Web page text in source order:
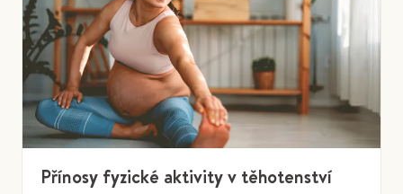
Přínosy fyzické aktivity v těhotenství